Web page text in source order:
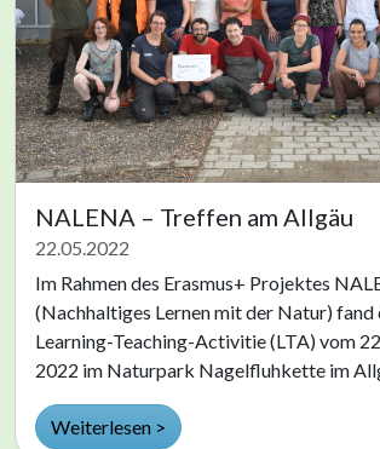
NALENA – Treffen am Allgäu
22.05.2022
Im Rahmen des Erasmus+ Projektes
(Nachhaltiges Lernen mit der Natur) fand
Learning-Teaching-Activitie (LTA) vom
2022 im Naturpark Nagelfluhkette im
Weiterlesen >